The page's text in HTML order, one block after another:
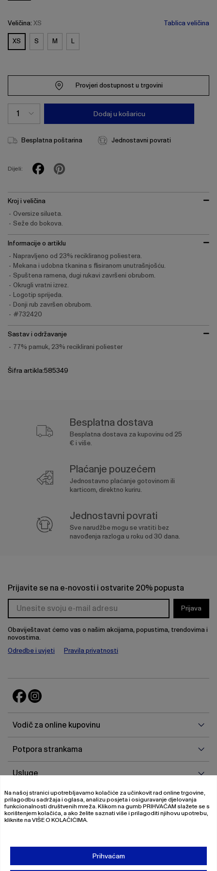
Veličina: XS Tablica veličina
XS S M L
Provjeri dostupnost u trgovini
Dodaj u košaricu
Besplatna poštarina Jednostavni povrati
Dijeli:
Kroj i veličina
Oversize silueta.
Seže do bokova.
Informacije o artiklu
Napravljeno od 23% recikliranog poliestera.
Mekana i udobna tkanina s flisiranom unutrašnjošću.
Spuštena ramena, dugi rukavi završeni obrubom.
Okrugli vratni izrez.
Logotip sprijeda.
Donji rub završen obrubom.
#732420
Sastav i održavanje
77% pamuk, 23% reciklirani poliester
Šifra artikla:585349
Besplatna dostava
Besplatna dostava za kupovinu od 25
€ i više.
Plaćanje pouzećem
Jednostavno plaćanje gotovinom ili
karticom, direktno kuriru.
Jednostavni povrati
Sve narudžbe mogu se vratiti bez
navođenja razloga u roku od 30 dana.
Prijavite se na e-novosti i ostvarite 20% popusta
Prijava
Obaviještavat ćemo vas o našim akcijama, popustima, trendovima i
novostima.
Odredbe i uvjeti
Pravila privatnosti
Vodič za online kupovinu
Potpora strankama
Usluge
O
O nama
© 2026 Magistrat International
Pravila o privatnosti
Na našoj stranici upotrebljavamo kolačiće za učinkovit rad online trgovine,
prilagodbu sadržaja i oglasa, analizu posjeta i osiguravanje djelovanja
funkcionalnosti društvenih mreža. Klikom na gumb PRIHVAĆAM slažete se s
korištenjem kolačića, a ako želite saznati više i prilagoditi njihovu upotrebu,
kliknite na VIŠE O KOLAČIĆIMA.
Prihvaćam